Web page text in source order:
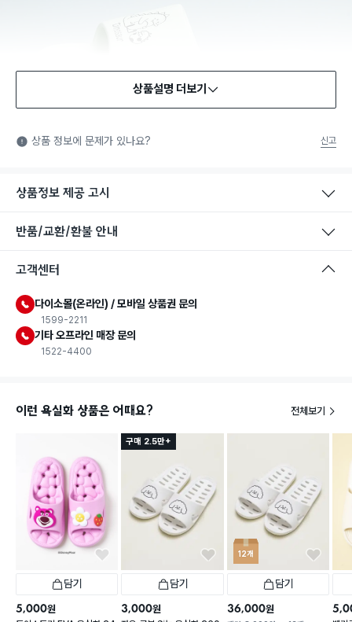
상품설명 더보기
상품 정보에 문제가 있나요? 신고
상품정보 제공 고시
반품/교환/환불 안내
고객센터
다이소몰(온라인) / 모바일 상품권 문의
1599-2211
기타 오프라인 매장 문의
1522-4400
이런 욕실화 상품은 어때요? 전체보기
담기
5,000원
구매 2.5만+
담기
3,000원
12개
담기
36,000원